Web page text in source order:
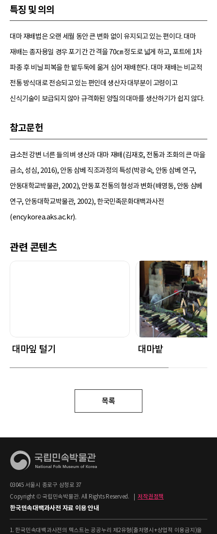
특징 및 의의
대마 재배법은 오랜 세월 동안 큰 변화 없이 유지되고 있는 편이다. 대마
재배는 종자용일 경우 포기 간 간격을 70㎝ 정도로 넓게 하고, 포트에 1차
파종 후 비닐 피복을 한 밭두둑에 옮겨 심어 재배한다. 대마 재배는 비교적
전통 방식대로 전승되고 있는 편인데 생산자 대부분이 고령이고
신식기술이 보급되지 않아 규격화된 양질의 대마를 생산하기가 쉽지 않다.
참고문헌
금소천 강변 너른 들의 벼 생산과 대마 재배(김재호, 전통과 조화의 큰 마을
금소, 성심, 2016), 안동 삼베 직조과정의 특성(박광숙, 안동 삼베 연구,
안동대학교박물관, 2002), 안동포 전통의 형성과 변화(배영동, 안동 삼베
연구, 안동대학교박물관, 2002), 한국민족문화대백과사전
(encykorea.aks.ac.kr).
관련 콘텐츠
대마잎 털기 대마밭
목록
03045 서울시 종로구 삼청로 37
Copyright © 국립민속박물관. All Rights Reserved.
저작권정책
한국민속대백과사전 자료 이용 안내
1. 한국민속대백과사전의 텍스트는 공공누리 제2유형(출처명시+상업적 이용금지)을